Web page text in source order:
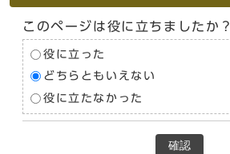
このページは役に立ちましたか？
役に立った
どちらともいえない
役に立たなかった
確認